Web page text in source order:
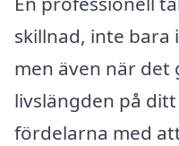
skillnad, inte bara
men även när
livslängden på
fördelarna med